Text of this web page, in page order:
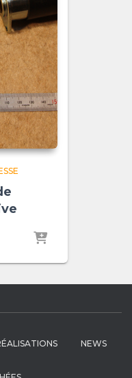
NEWS